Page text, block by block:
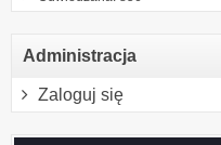
Administracja
Zaloguj się